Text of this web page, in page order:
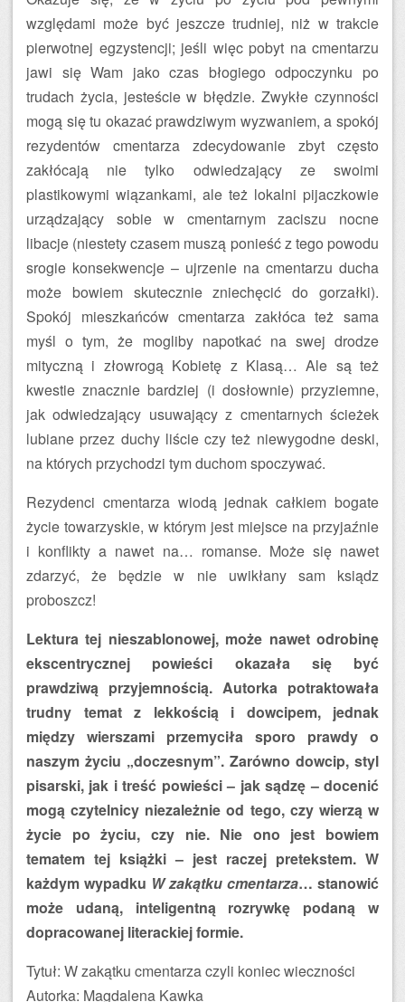
względami może być jeszcze trudniej, niż w trakcie
pierwotnej egzystencji; jeśli więc pobyt na cmentarzu
jawi się Wam jako czas błogiego odpoczynku po
trudach życia, jesteście w błędzie. Zwykłe czynności
mogą się tu okazać prawdziwym wyzwaniem, a spokój
rezydentów cmentarza zdecydowanie zbyt często
zakłócają nie tylko odwiedzający ze swoimi
plastikowymi wiązankami, ale też lokalni pijaczkowie
urządzający sobie w cmentarnym zaciszu nocne
libacje (niestety czasem muszą ponieść z tego powodu
srogie konsekwencje – ujrzenie na cmentarzu ducha
może bowiem skutecznie zniechęcić do gorzałki).
Spokój mieszkańców cmentarza zakłóca też sama
myśl o tym, że mogliby napotkać na swej drodze
mityczną i złowrogą Kobietę z Klasą… Ale są też
kwestie znacznie bardziej (i dosłownie) przyziemne,
jak odwiedzający usuwający z cmentarnych ścieżek
lubiane przez duchy liście czy też niewygodne deski,
na których przychodzi tym duchom spoczywać.
Rezydenci cmentarza wiodą jednak całkiem bogate
życie towarzyskie, w którym jest miejsce na przyjaźnie
i konflikty a nawet na… romanse. Może się nawet
zdarzyć, że będzie w nie uwikłany sam ksiądz
proboszcz!
Lektura tej nieszablonowej, może nawet odrobinę
ekscentrycznej powieści okazała się być
prawdziwą przyjemnością. Autorka potraktowała
trudny temat z lekkością i dowcipem, jednak
między wierszami przemyciła sporo prawdy o
naszym życiu „doczesnym”. Zarówno dowcip, styl
pisarski, jak i treść powieści – jak sądzę – docenić
mogą czytelnicy niezależnie od tego, czy wierzą w
życie po życiu, czy nie. Nie ono jest bowiem
tematem tej książki – jest raczej pretekstem. W
każdym wypadku W zakątku cmentarza… stanowić
może udaną, inteligentną rozrywkę podaną w
dopracowanej literackiej formie.
Tytuł: W zakątku cmentarza czyli koniec wieczności
Autorka: Magdalena Kawka